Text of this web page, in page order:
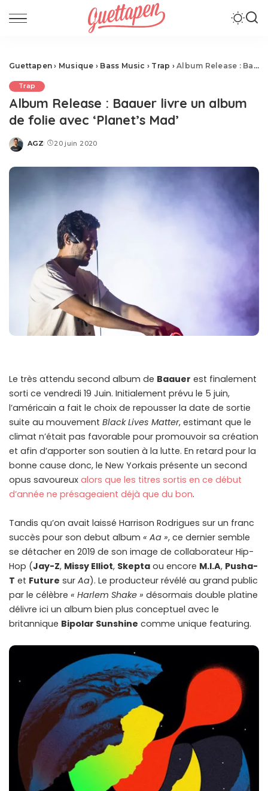
Guettapen › Musique › Bass Music › Trap ›Album Release : Baauer livre un album de folie avec ‘Planet’s Mad’
Trap
Album Release : Baauer livre un album
de folie avec ‘Planet’s Mad’
Posted
AGZ 20 juin 2020
Le très attendu second album de Baauer est finalement
sorti ce vendredi 19 Juin. Initialement prévu le 5 juin,
l’américain a fait le choix de repousser la date de sortie
suite au mouvement Black Lives Matter, estimant que le
climat n’était pas favorable pour promouvoir sa création
et afin d’apporter son soutien à la lutte. En retard pour la
bonne cause donc, le New Yorkais présente un second
opus savoureux alors que les titres sortis en ce début
d’année ne présageaient déjà que du bon.
Tandis qu’on avait laissé Harrison Rodrigues sur un franc
succès pour son debut album « Aa », ce dernier semble
se détacher en 2019 de son image de collaborateur Hip-
Hop (Jay-Z, Missy Elliot, Skepta ou encore M.I.A, Pusha-
T et Future sur Aa). Le producteur révélé au grand public
par le célèbre « Harlem Shake » désormais double platine
délivre ici un album bien plus conceptuel avec le
britannique Bipolar Sunshine comme unique featuring.